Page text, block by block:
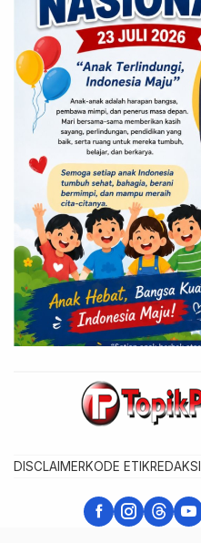
DISCLAIMERKODE ETIKREDAKSI